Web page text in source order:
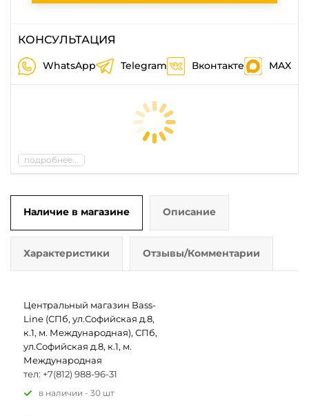
КОНСУЛЬТАЦИЯ
WhatsApp Telegram Вконтакте MAX
подробнее...
Наличие в магазине Описание
Характеристики Отзывы/Комментарии
Центральный магазин Bass-
Line (СПб, ул.Софийская д.8,
к.1, м. Международная), СПб,
ул.Софийская д.8, к.1, м.
Международная
тел: +7(812) 988-96-31
В наличии - 30 шт